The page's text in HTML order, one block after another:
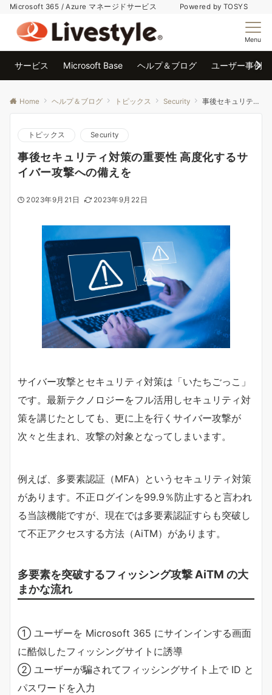
Microsoft 365 / Azure マネージドサービス Powered by TOSYS
Menu
サービス Microsoft Base ヘルプ＆ブログ ユーザー事例
Home ヘルプ＆ブログ トピックス Security 事後セキュリティ対策の重要性 高度化するサイバー攻撃への備えを
トピックス Security
事後セキュリティ対策の重要性 高度化するサ
イバー攻撃への備えを
2023年9月21日 2023年9月22日
サイバー攻撃とセキュリティ対策は「いたちごっこ」
です。最新テクノロジーをフル活用しセキュリティ対
策を講じたとしても、更に上を行くサイバー攻撃が
次々と生まれ、攻撃の対象となってしまいます。
例えば、多要素認証（MFA）というセキュリティ対策
があります。不正ログインを99.9％防止すると言われ
る当該機能ですが、現在では多要素認証すらも突破し
て不正アクセスする方法（AiTM）があります。
多要素を突破するフィッシング攻撃 AiTM の大
まかな流れ
① ユーザーを Microsoft 365 にサインインする画面
に酷似したフィッシングサイトに誘導
② ユーザーが騙されてフィッシングサイト上で ID と
パスワードを入力